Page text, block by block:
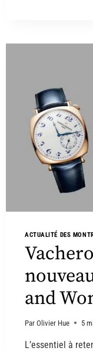
ACTUALITÉ DES
and
Par Olivier Hue 5
L’essentiel à